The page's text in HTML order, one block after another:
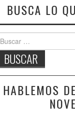
BUSCA LO
Buscar:
HABLEMOS